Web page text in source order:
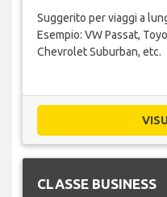
Suggerito per viaggi a
Esempio: VW Passat,
Chevrolet Suburban, etc.
CLASSE BUSINESS